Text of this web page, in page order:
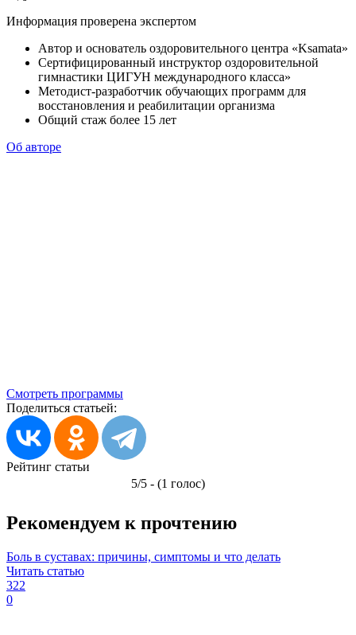
Информация проверена экспертом
Автор и основатель оздоровительного центра «Ksamata»
Сертифицированный инструктор оздоровительной
гимнастики ЦИГУН международного класса»
Методист-разработчик обучающих программ для
восстановления и реабилитации организма
Общий стаж более 15 лет
Об авторе
Смотреть программы
Поделиться статьей:
Рейтинг статьи
5/5 - (1 голос)
Рекомендуем к прочтению
Боль в суставах: причины, симптомы и что делать
Читать статью
322
0